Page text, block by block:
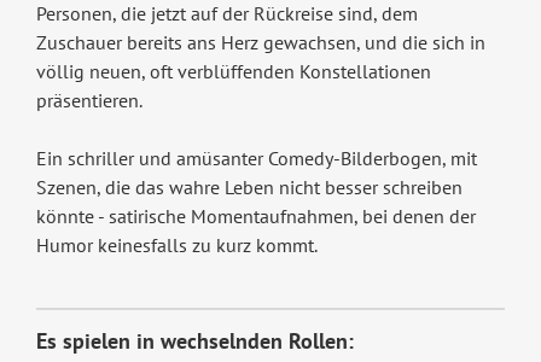
Personen, die jetzt auf der Rückreise sind, dem
Zuschauer bereits ans Herz gewachsen, und die sich in
völlig neuen, oft verblüffenden Konstellationen
präsentieren.
Ein schriller und amüsanter Comedy-Bilderbogen, mit
Szenen, die das wahre Leben nicht besser schreiben
könnte - satirische Momentaufnahmen, bei denen der
Humor keinesfalls zu kurz kommt.
Es spielen in wechselnden Rollen: